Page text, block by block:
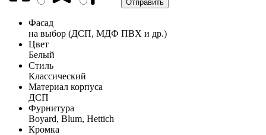
Фасад
на выбор (ДСП, МДФ ПВХ и др.)
Цвет
Белый
Стиль
Классический
Материал корпуса
ДСП
Фурнитура
Boyard, Blum, Hettich
Кромка